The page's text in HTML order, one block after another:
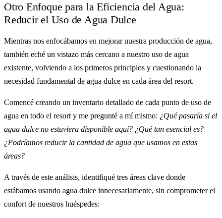
Otro Enfoque para la Eficiencia del Agua:
Reducir el Uso de Agua Dulce
Mientras nos enfocábamos en mejorar nuestra producción de agua,
también eché un vistazo más cercano a nuestro uso de agua
existente, volviendo a los primeros principios y cuestionando la
necesidad fundamental de agua dulce en cada área del resort.
Comencé creando un inventario detallado de cada punto de uso de
agua en todo el resort y me pregunté a mí mismo: ¿Qué pasaría si el
agua dulce no estuviera disponible aquí? ¿Qué tan esencial es?
¿Podríamos reducir la cantidad de agua que usamos en estas
áreas?
A través de este análisis, identifiqué tres áreas clave donde
estábamos usando agua dulce innecesariamente, sin comprometer el
confort de nuestros huéspedes: